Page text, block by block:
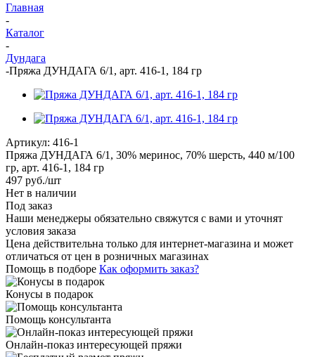
Главная
-
Каталог
-
Дундага
-Пряжа ДУНДАГА 6/1, арт. 416-1, 184 гр
Артикул: 416-1
Пряжа ДУНДАГА 6/1, 30% меринос, 70% шерсть, 440 м/100
гр, арт. 416-1, 184 гр
497 руб./шт
Нет в наличии
Под заказ
Наши менеджеры обязательно свяжутся с вами и уточнят
условия заказа
Цена действительна только для интернет-магазина и может
отличаться от цен в розничных магазинах
Помощь в подборе Как оформить заказ?
Конусы в подарок
Помощь консультанта
Онлайн-показ интересующей пряжи